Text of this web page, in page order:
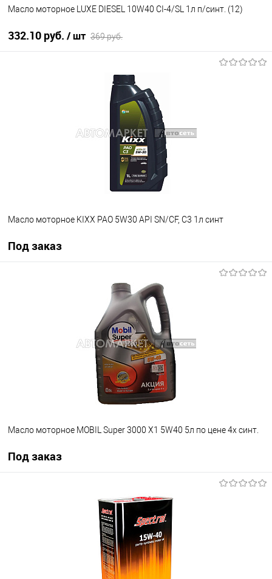
Масло моторное LUXE DIESEL 10W40 CI-4/SL 1л п/синт. (12)
332.10 руб. / шт 369 руб.
Масло моторное KIXX PAO 5W30 API SN/CF, C3 1л синт
Под заказ
Под заказ
Недоступно
Масло моторное MOBIL Super 3000 X1 5W40 5л по цене 4х синт.
Под заказ
Недоступно